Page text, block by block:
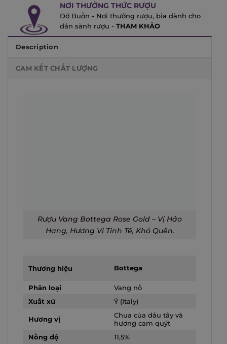
NƠI THƯỞNG THỨC RƯỢU
Đỡ Buồn - Nơi thưởng rượu, bia dành cho
dân sành rượu - THAM KHẢO
Description
CAM KẾT CHẤT LƯỢNG
Rượu Vang Bottega Rose Gold – Vị Hảo
Hạng, Hương Vị Tinh Tế, Khó Quên.
Thương hiệu Bottega
Phân loại
Vang nổ
Xuất xứ
Ý (Italy)
Hương vị
Chua của dâu tây và
hương cam quýt
Nồng độ
11,5%